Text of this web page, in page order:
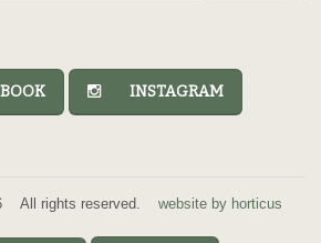
INSTAGRAM
All rights reserved. website by horticus